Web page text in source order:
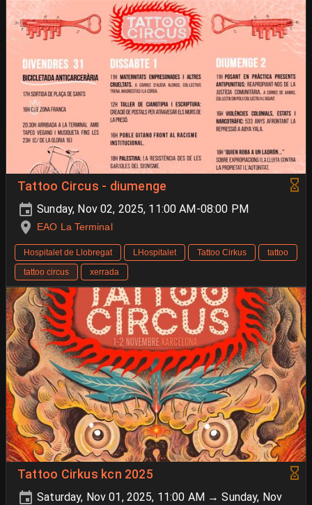
Tattoo Circus - diumenge
Sunday, Nov 02, 2025, 11:00 AM-08:00 PM
EAO La Terminal
Hospitalet de Llobregat LHospitalet Tattoo Cirkus
tattoo
tattoo circus
xerrada
Tattoo Cirkus kcn 2025
Saturday, Nov 01, 2025, 11:00 AM → Sunday, Nov